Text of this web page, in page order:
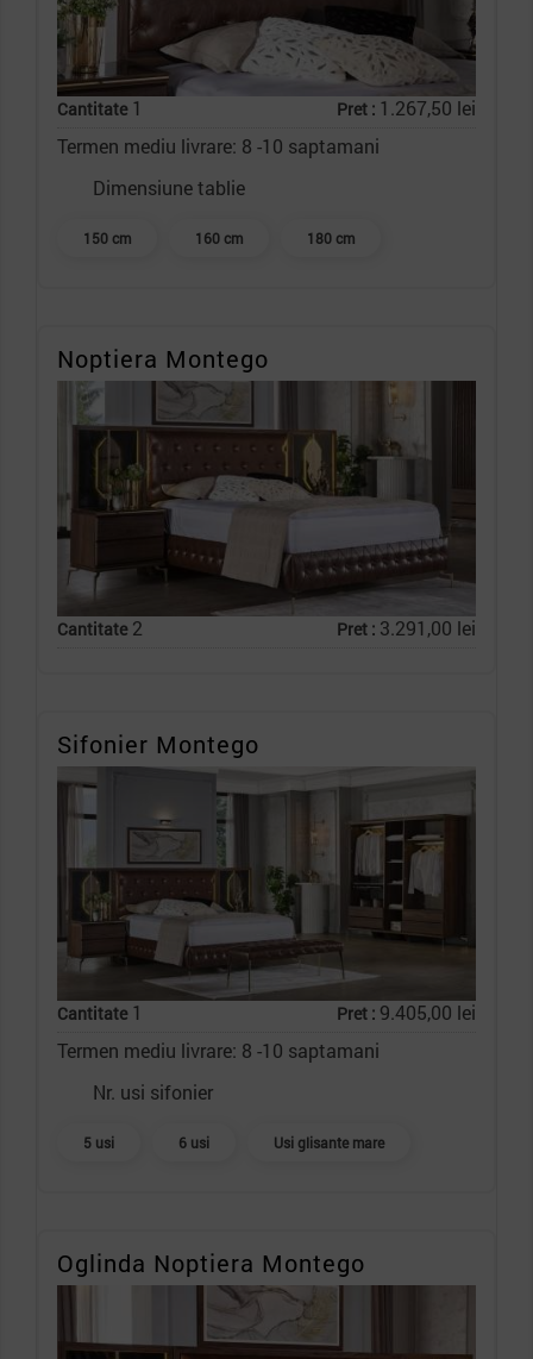
Cantitate1 Pret : 1.267,50 lei
Termen mediu livrare: 8 -10 saptamani
Dimensiune tablie
150 cm 160 cm 180 cm
Noptiera Montego
Cantitate2 Pret : 3.291,00 lei
Sifonier Montego
Cantitate1 Pret : 9.405,00 lei
Termen mediu livrare: 8 -10 saptamani
Nr. usi sifonier
5 usi 6 usi Usi glisante mare
Oglinda Noptiera Montego